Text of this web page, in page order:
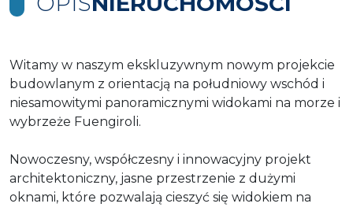
Witamy w naszym ekskluzywnym nowym projekcie
budowlanym z orientacją na południowy wschód i
niesamowitymi panoramicznymi widokami na morze i
wybrzeże Fuengiroli.
Nowoczesny, współczesny i innowacyjny projekt
architektoniczny, jasne przestrzenie z dużymi
oknami, które pozwalają cieszyć się widokiem na